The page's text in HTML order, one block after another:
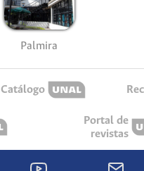
Palmira
Catálogo
Portal de
revistas